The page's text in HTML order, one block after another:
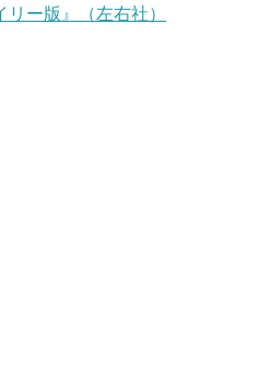
ー版』（左右社）